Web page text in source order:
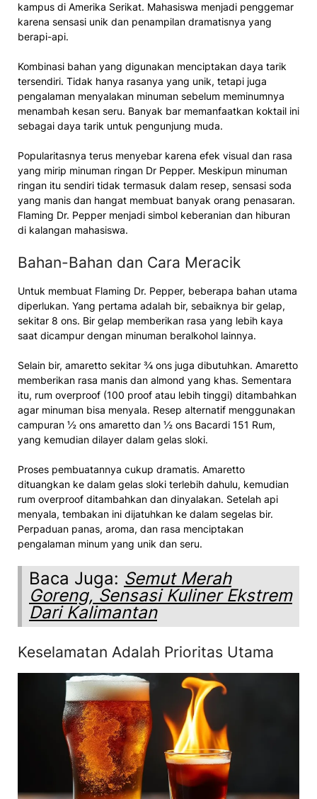
kampus di Amerika Serikat. Mahasiswa menjadi penggemar
karena sensasi unik dan penampilan dramatisnya yang
berapi-api.
Kombinasi bahan yang digunakan menciptakan daya tarik
tersendiri. Tidak hanya rasanya yang unik, tetapi juga
pengalaman menyalakan minuman sebelum meminumnya
menambah kesan seru. Banyak bar memanfaatkan koktail ini
sebagai daya tarik untuk pengunjung muda.
Popularitasnya terus menyebar karena efek visual dan rasa
yang mirip minuman ringan Dr Pepper. Meskipun minuman
ringan itu sendiri tidak termasuk dalam resep, sensasi soda
yang manis dan hangat membuat banyak orang penasaran.
Flaming Dr. Pepper menjadi simbol keberanian dan hiburan
di kalangan mahasiswa.
Bahan-Bahan dan Cara Meracik
Untuk membuat Flaming Dr. Pepper, beberapa bahan utama
diperlukan. Yang pertama adalah bir, sebaiknya bir gelap,
sekitar 8 ons. Bir gelap memberikan rasa yang lebih kaya
saat dicampur dengan minuman beralkohol lainnya.
Selain bir, amaretto sekitar ¾ ons juga dibutuhkan. Amaretto
memberikan rasa manis dan almond yang khas. Sementara
itu, rum overproof (100 proof atau lebih tinggi) ditambahkan
agar minuman bisa menyala. Resep alternatif menggunakan
campuran ½ ons amaretto dan ½ ons Bacardi 151 Rum,
yang kemudian dilayer dalam gelas sloki.
Proses pembuatannya cukup dramatis. Amaretto
dituangkan ke dalam gelas sloki terlebih dahulu, kemudian
rum overproof ditambahkan dan dinyalakan. Setelah api
menyala, tembakan ini dijatuhkan ke dalam segelas bir.
Perpaduan panas, aroma, dan rasa menciptakan
pengalaman minum yang unik dan seru.
Baca Juga: Semut Merah
Goreng, Sensasi Kuliner Ekstrem
Dari Kalimantan
Keselamatan Adalah Prioritas Utama